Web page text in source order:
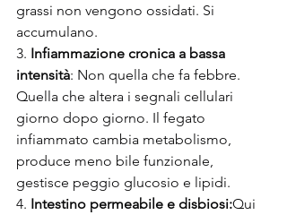
grassi non vengono ossidati. Si
accumulano.
3. Infiammazione cronica a bassa
intensità: Non quella che fa febbre.
Quella che altera i segnali cellulari
giorno dopo giorno. Il fegato
infiammato cambia metabolismo,
produce meno bile funzionale,
gestisce peggio glucosio e lipidi.
4. Intestino permeabile e disbiosi:Qui